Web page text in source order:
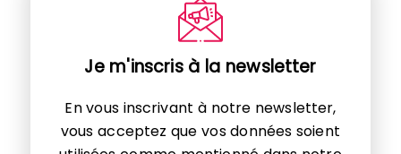
Je m'inscris à la newsletter
En vous inscrivant à notre newsletter,
vous acceptez que vos données soient